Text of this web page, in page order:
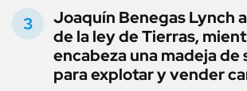
Joaquín Benegas Lynch
de la ley de Tierras,
encabeza una madeja de
para explotar y vender